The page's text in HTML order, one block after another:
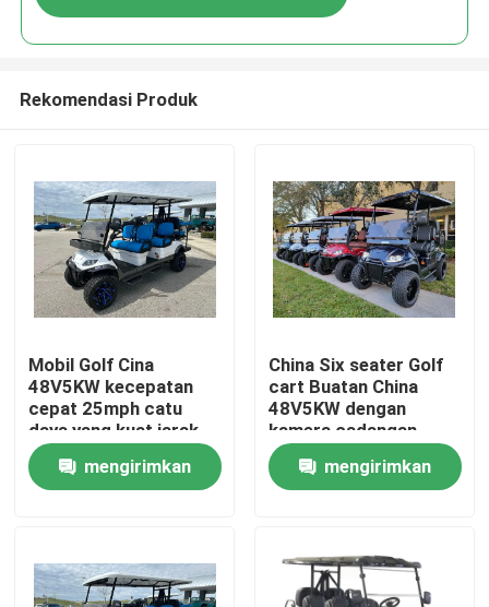
Rumah
Tentang kami
Rekomendasi Produk
Mobil Golf Cina
48V5KW kecepatan
cepat 25mph catu
daya yang kuat jarak
tempuh yang jauh
mengirimkan
China Six seater Golf
cart Buatan China
48V5KW dengan
kamera cadangan
mengirimkan